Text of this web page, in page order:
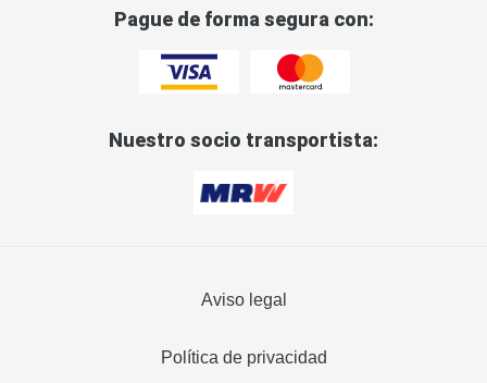
Pague de forma segura con:
Nuestro socio transportista:
Aviso legal
Política de privacidad